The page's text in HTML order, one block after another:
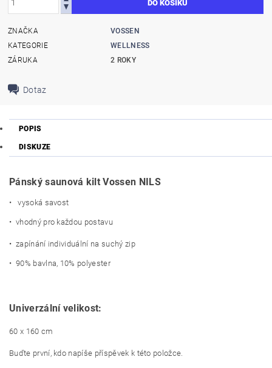
ZNAČKA
VOSSEN
KATEGORIE
WELLNESS
ZÁRUKA
2 ROKY
Dotaz
POPIS
DISKUZE
Pánský saunová kilt Vossen NILS
• vysoká savost
• vhodný pro každou postavu
• zapínání individuální na suchý zip
• 90% bavlna, 10% polyester
Univerzální velikost:
60 x 160 cm
Buďte první, kdo napíše příspěvek k této položce.